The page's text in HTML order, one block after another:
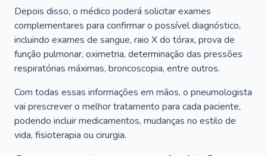
Depois disso, o médico poderá solicitar exames
complementares para confirmar o possível diagnóstico,
incluindo exames de sangue, raio X do tórax, prova de
função pulmonar, oximetria, determinação das pressões
respiratórias máximas, broncoscopia, entre outros.
Com todas essas informações em mãos, o pneumologista
vai prescrever o melhor tratamento para cada paciente,
podendo incluir medicamentos, mudanças no estilo de
vida, fisioterapia ou cirurgia.